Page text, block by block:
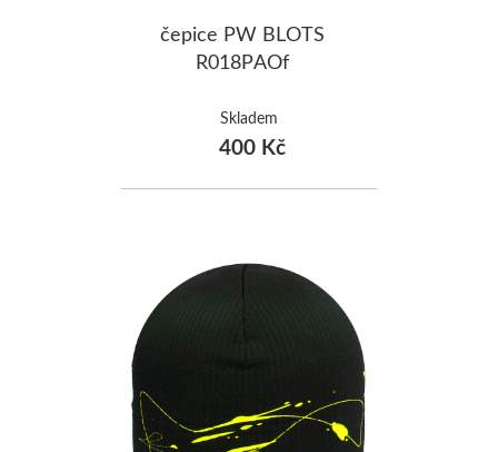
čepice PW BLOTS
R018PAOf
Skladem
400 Kč